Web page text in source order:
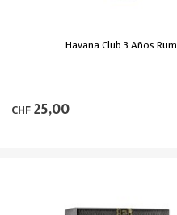
Havana Club 3 Años Rum
CHF25,00